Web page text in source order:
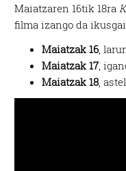
Maiatzaren 16tik 18ra
filma izango da
Maiatzak 16 ,
Maiatzak 17,
Maiatzak 18,